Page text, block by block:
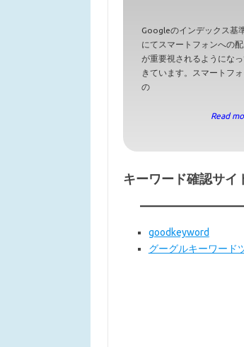
Googleのインデックス基
にてスマートフォンへの
が重要視されるようになっ
きています。スマートフ
の
Read
キーワード確認サイ
goodkeyword
グーグルキーワード